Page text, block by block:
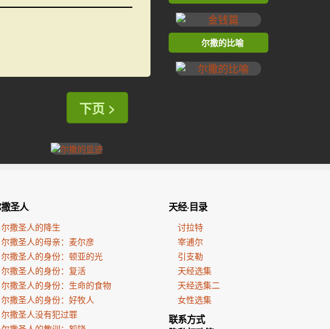
下页 >
尔撒的比喻
圣人
尔撒圣人的降生
尔撒圣人的母亲：麦尔彦
尔撒圣人的身份：顿亚的光
尔撒圣人的身份：复活
尔撒圣人的身份：生命的食物
尔撒圣人的身份：好牧人
尔撒圣人没有犯过罪
天经·目录
讨拉特
宰逋尔
引支勒
天经选集
天经选集二
女性选集
联系方式